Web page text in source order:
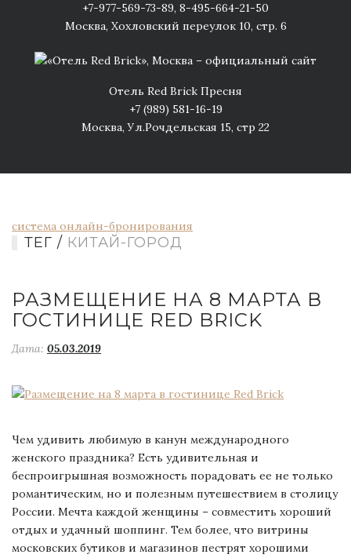
+7-977-569-73-89, 8-495-664-21-50
Москва, Хохловский переулок 10, стр. 6
Отель Red Brick Пресня
+7 (989) 581-16-19
Москва, Ул.Рочдельская 15, стр 22
система онлайн-бронирования
ТЕГ / КИТАЙ-ГОРОД
РАЗМЕЩЕНИЕ НА 8 МАРТА В
ГОСТИНИЦЕ RED BRICK
Дата: 05.03.2019
Чем удивить любимую в канун международного
женского праздника? Есть удивительная и
беспроигрышная возможность порадовать ее не только
романтическим, но и полезным путешествием в столицу
России. Мечта каждой женщины – совместить хороший
отдых и удачный шоппинг. Тем более, что витрины
московских бутиков и магазинов пестрят хорошими